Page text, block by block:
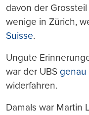
davon der
wenige in Zürich,
Suisse.
Ungute
war der UBS genau
widerfahren.
Damals war Martin